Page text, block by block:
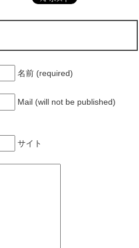
名前 (required)
Mail (will not be published)
サイト